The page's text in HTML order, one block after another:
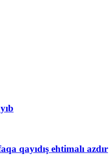
qayıdış ehtimalı azdır